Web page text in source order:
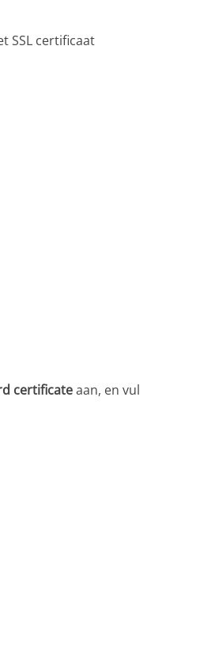
SSL certificaat
certificateaan, en vul